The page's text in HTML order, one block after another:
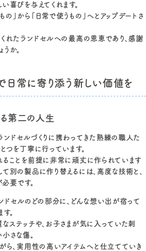
喜びを与えてくれます。
」から「日常で使うもの」へとアップデートさ
れたランドセルへの最高の恩恵であり、感謝
か。
日常に寄り添う新しい価値を
第二の人生
ンドセルづくりに携わってきた熟練の職人た
つを丁寧に行っています。
ることを前提に非常に頑丈に作られています
別の製品に作り替えるには、高度な技術と、
要です。
ドセルのどの部分に、どんな想い出が宿って
。
ステッチや、お子さまが気に入っていた刺
さな傷。
ら、実用性の高いアイテムへと仕立てていき